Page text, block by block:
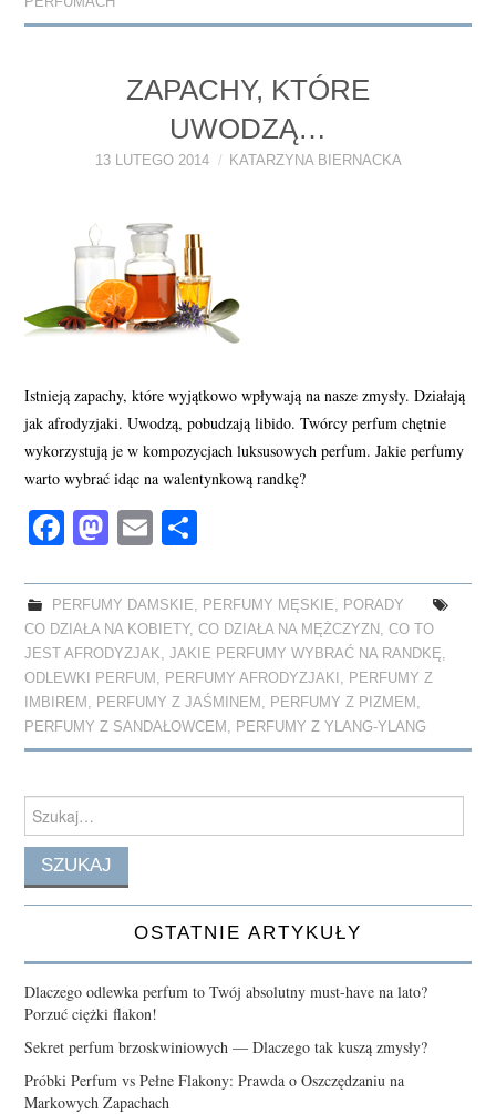
ZAPACHY, KTÓRE
UWODZĄ…
13 LUTEGO 2014 KATARZYNA BIERNACKA
Istnieją zapachy, które wyjątkowo wpływają na nasze zmysły. Działają
jak afrodyzjaki. Uwodzą, pobudzają libido. Twórcy perfum chętnie
wykorzystują je w kompozycjach luksusowych perfum. Jakie perfumy
warto wybrać idąc na walentynkową randkę?
Fa
bo
ok
M
to
do
n
E
ailre
PERFUMY DAMSKIE, PERFUMY MĘSKIE, PORADY
CO DZIAŁA NA KOBIETY,CO DZIAŁA NA MĘŻCZYZN ,CO TO
JEST AFRODYZJAK,JAKIE PERFUMY WYBRAĆ NA RANDKĘ,
ODLEWKI PERFUM , PERFUMY AFRODYZJAKI , PERFUMY Z
IMBIREM , PERFUMY Z JAŚMINEM , PERFUMY Z PIZMEM ,
PERFUMY Z SANDAŁOWCEM , PERFUMY Z YLANG-YLANG
Search
for:
OSTATNIE ARTYKUŁY
Dlaczego odlewka perfum to Twój absolutny must-have na lato?
Porzuć ciężki flakon!
Sekret perfum brzoskwiniowych — Dlaczego tak kuszą zmysły?
Próbki Perfum vs Pełne Flakony: Prawda o Oszczędzaniu na
Markowych Zapachach